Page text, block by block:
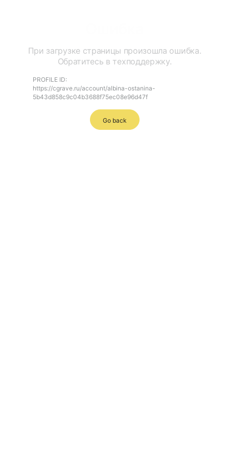
При загрузке страницы произошла ошибка.
Обратитесь в техподдержку.
PROFILE ID:
https://cgrave.ru/account/albina-ostanina-
5b43d858c9c04b3688f75ec08e96d47f
Go back